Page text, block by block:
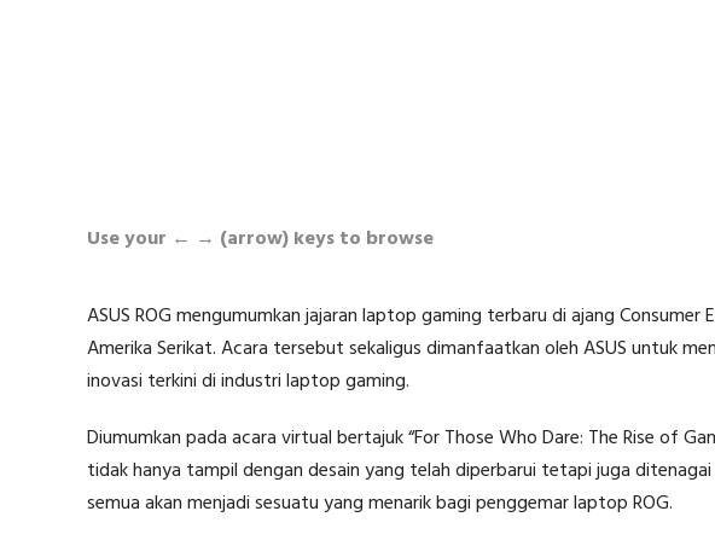
Use your ← → (arrow) keys to browse
ASUS ROG mengumumkan jajaran laptop gaming terbaru di ajang Consumer
Amerika Serikat. Acara tersebut sekaligus dimanfaatkan oleh ASUS untuk
inovasi terkini di industri laptop gaming.
Diumumkan pada acara virtual bertajuk “For Those Who Dare: The Rise of
tidak hanya tampil dengan desain yang telah diperbarui tetapi juga
semua akan menjadi sesuatu yang menarik bagi penggemar laptop ROG.